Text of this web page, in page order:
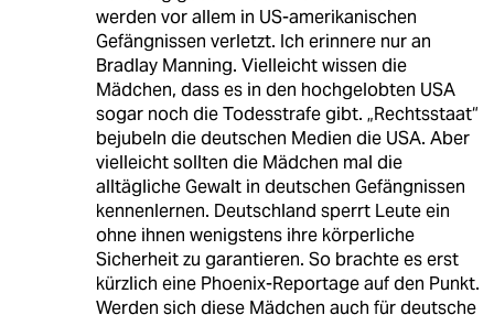
werden vor allem in US-amerikanischen
Gefängnissen verletzt. Ich erinnere nur an
Bradlay Manning. Vielleicht wissen die
Mädchen, dass es in den hochgelobten USA
sogar noch die Todesstrafe gibt. „Rechtsstaat“
bejubeln die deutschen Medien die USA. Aber
vielleicht sollten die Mädchen mal die
alltägliche Gewalt in deutschen Gefängnissen
kennenlernen. Deutschland sperrt Leute ein
ohne ihnen wenigstens ihre körperliche
Sicherheit zu garantieren. So brachte es erst
kürzlich eine Phoenix-Reportage auf den Punkt.
Werden sich diese Mädchen auch für deutsche